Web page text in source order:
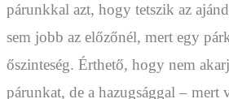
párunkkal azt, hogy tetszik az
sem jobb az előzőnél, mert egy
őszinteség. Érthető, hogy nem
párunkat, de a hazugsággal –